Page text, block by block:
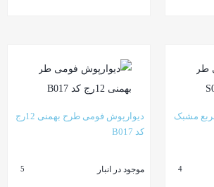
مشبک
4
دیوارپوش فومی طرح بهمنی 12رج
کد B017
موجود در انبار 5